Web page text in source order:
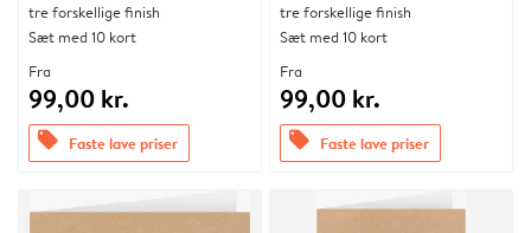
tre forskellige finish
Sæt med 10 kort
Fra
99,00 kr.
offers Faste lave priser
tre forskellige finish
Sæt med 10 kort
Fra
99,00 kr.
offers Faste lave priser